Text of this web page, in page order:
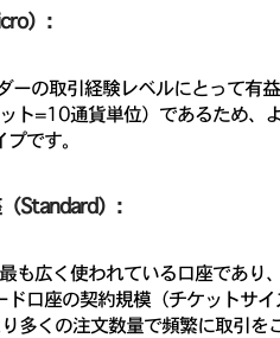
）:
の取引経験レベルにとって有
=10通貨単位）であるため、
です。
Standard）:
も広く使われている口座であり
ド口座の契約規模（チケットサ
くの注文数量で頻繁に取引を